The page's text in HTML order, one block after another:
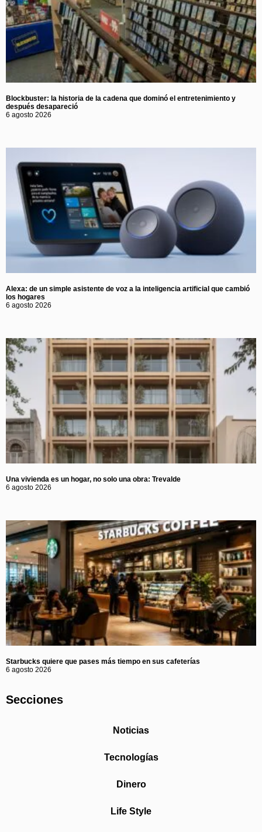
Blockbuster: la historia de la cadena que dominó el entretenimiento y
después desapareció
6 agosto 2026
Alexa: de un simple asistente de voz a la inteligencia artificial que cambió
los hogares
6 agosto 2026
Una vivienda es un hogar, no solo una obra: Trevalde
6 agosto 2026
Starbucks quiere que pases más tiempo en sus cafeterías
6 agosto 2026
Secciones
Noticias
Tecnologías
Dinero
Life Style